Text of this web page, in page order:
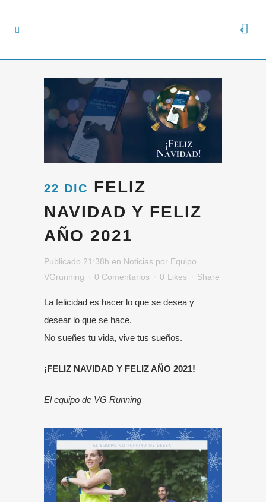
0
22 DIC FELIZ
NAVIDAD Y FELIZ
AÑO 2021
Publicado 21:38h en Noticias por Equipo
VGrunning
0 Comentarios 0 Likes Share
La felicidad es hacer lo que se desea y
desear lo que se hace.
No sueñes tu vida, vive tus sueños.
¡FELIZ NAVIDAD Y FELIZ AÑO 2021!
El equipo de VG Running